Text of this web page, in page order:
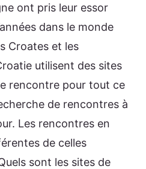
ont pris leur essor
dans le monde
Croates et les
utilisent des sites
rencontre pour tout ce
de rencontres à
Les rencontres en
de celles
sont les sites de